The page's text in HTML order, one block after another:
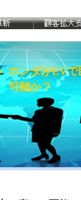
ホンダがEV
可能か？